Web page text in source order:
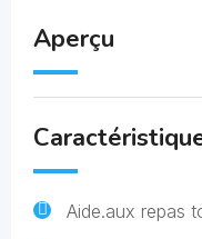
Aperçu
Aide.aux repas